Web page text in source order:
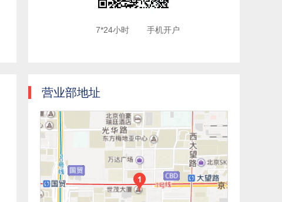
7*24小时 手机开户
营业部地址